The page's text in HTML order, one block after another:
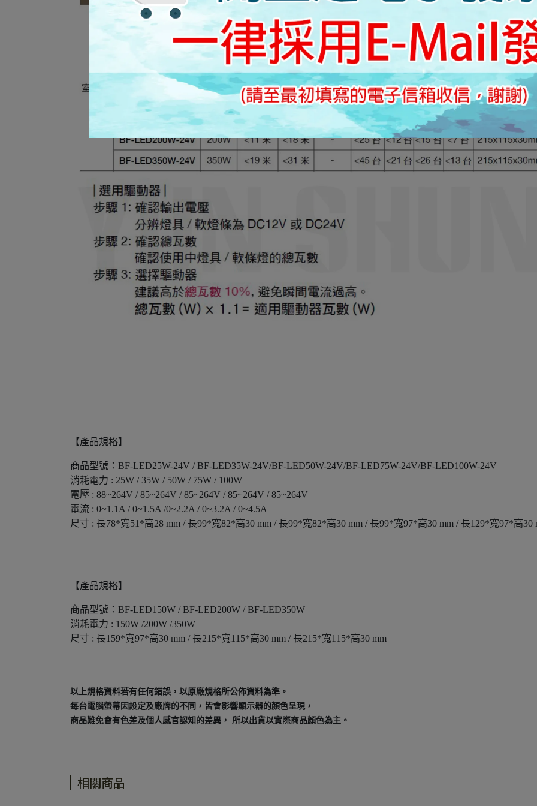
【產品規格】
商品型號：BF-LED25W-24V / BF-LED35W-24V/BF-LED50W-24V/BF-LED75W-24V/BF-LED100W-24V
消耗電力 : 25W / 35W / 50W / 75W / 100W
電壓 : 88~264V / 85~264V / 85~264V / 85~264V / 85~264V
電流 : 0~1.1A / 0~1.5A /0~2.2A / 0~3.2A / 0~4.5A
尺寸 : 長78*寬51*高28 mm / 長99*寬82*高30 mm / 長99*寬82*高30 mm / 長99*寬97*高30 mm / 長129*寬97*高30
【產品規格】
商品型號：BF-LED150W / BF-LED200W / BF-LED350W
消耗電力 : 150W /200W /350W
尺寸 : 長159*寬97*高30 mm / 長215*寬115*高30 mm / 長215*寬115*高30 mm
以上規格資料若有任何錯誤，以原廠規格所公佈資料為準。
每台電腦螢幕因設定及廠牌的不同，皆會影響顯示器的顏色呈現，
商品難免會有色差及個人感官認知的差異， 所以出貨以實際商品顏色為主。
相關商品